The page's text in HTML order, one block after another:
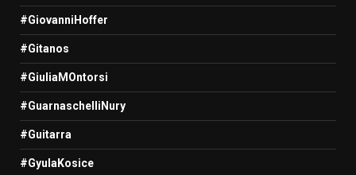
#GiovanniHoffer
#Gitanos
#GiuliaMOntorsi
#GuarnaschelliNury
#Guitarra
#GyulaKosice